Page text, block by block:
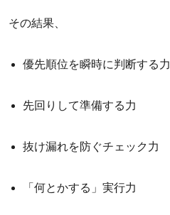
その結果、
優先順位を瞬時に判断する力
先回りして準備する力
抜け漏れを防ぐチェック力
「何とかする」実行力